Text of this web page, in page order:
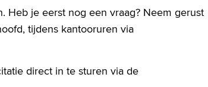
Heb je eerst nog een vraag? Neem gerust
tijdens kantooruren via
direct in te sturen via de